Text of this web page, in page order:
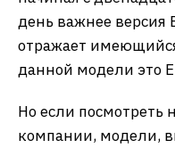
день важнее версия
отражает
данной модели это
Но если
компании, модели,